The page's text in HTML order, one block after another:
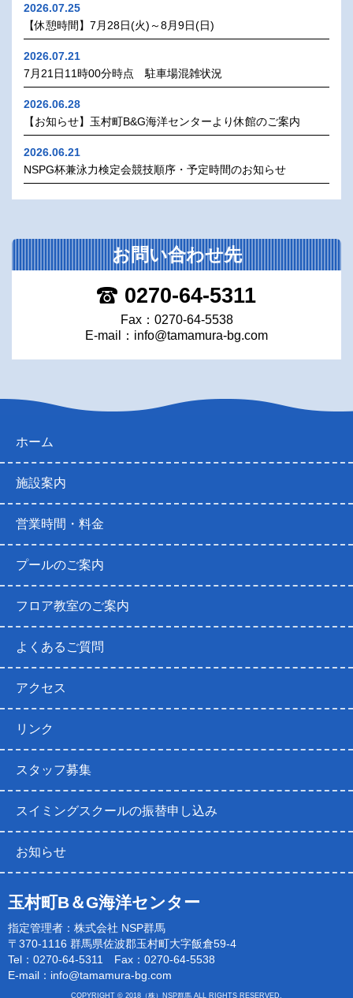
2026.07.25
【休憩時間】7月28日(火)～8月9日(日)
2026.07.21
7月21日11時00分時点 駐車場混雑状況
2026.06.28
【お知らせ】玉村町B&G海洋センターより休館のご案内
2026.06.21
NSPG杯兼泳力検定会競技順序・予定時間のお知らせ
お問い合わせ先
0270-64-5311
Fax：0270-64-5538
E-mail： info@tamamura-bg.com
ホーム
施設案内
営業時間・料金
プールのご案内
フロア教室のご案内
よくあるご質問
アクセス
リンク
スタッフ募集
スイミングスクールの振替申し込み
お知らせ
玉村町B＆G海洋センター
指定管理者：株式会社 NSP群馬
〒370-1116 群馬県佐波郡玉村町大字飯倉59-4
Tel：0270-64-5311 Fax：0270-64-5538
E-mail： info@tamamura-bg.com
COPYRIGHT © 2018（株）NSP群馬 ALL RIGHTS RESERVED.